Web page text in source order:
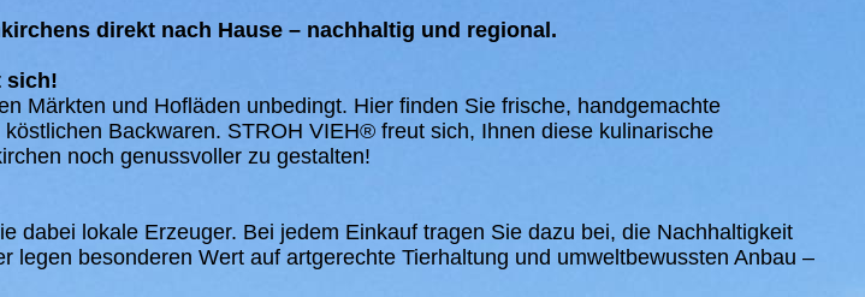
direkt nach Hause – nachhaltig und regional.
sich!
Märkten und Hofläden unbedingt. Hier finden Sie frische, handgemachte
Backwaren. STROH VIEH® freut sich, Ihnen diese kulinarische
noch genussvoller zu gestalten!
dabei lokale Erzeuger. Bei jedem Einkauf tragen Sie dazu bei, die Nachhaltigkeit
besonderen Wert auf artgerechte Tierhaltung und umweltbewussten Anbau –